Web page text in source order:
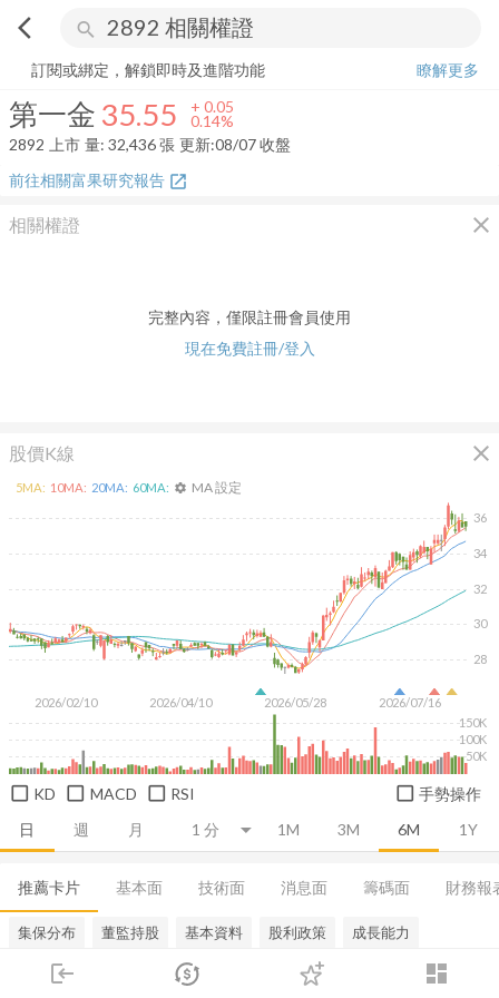
arrow_back_ios search
login dashboard
市場 登入
第一金 35.55 + 0.14%
訂閱或綁定，解鎖即時及進階功能
瞭解更多
第一金 35.55 + 0.05
0.14%
2892
上市 量: 32,436張 更新:08/07 收盤
前往相關富果研究報告 open_in_new
相關權證 close
完整內容，僅限註冊會員使用
現在免費註冊/登入
股價K線 close
日 週 月 1M 3M 6M 1Y
2026/02/10 2026/04/10 2026/05/28 2026/07/16
28
30
32
34
36
50K
100K
150K
5MA: 10MA: 20MA: 60MA: settings MA 設定
KD MACD RSI 手勢操作
推薦卡片 基本面 技術面 消息面 籌碼面 財務報
集保分布 董監持股 基本資料 股利政策 成長能力